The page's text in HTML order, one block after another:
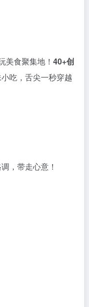
美食聚集地！ 40+创
吃，舌尖一秒穿越
，带走心意！